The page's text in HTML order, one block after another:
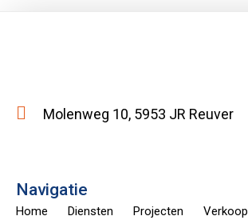
Molenweg 10, 5953 JR Reuver
Navigatie
Home Diensten Projecten Verkoop